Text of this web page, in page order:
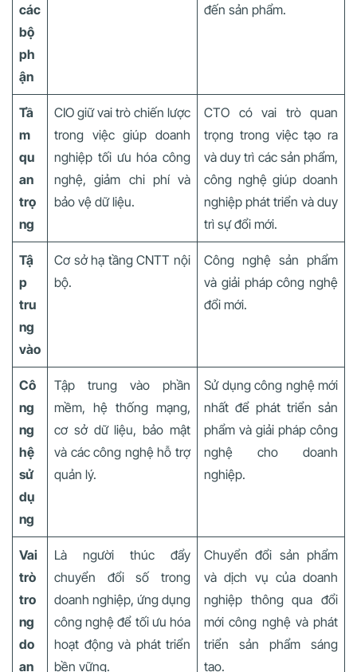
các
bộ
ph
ận
đến sản phẩm.
Tầ
m
qu
an
trọ
ng
CIO giữ vai trò chiến lược
trong việc giúp doanh
nghiệp tối ưu hóa công
nghệ, giảm chi phí và
bảo vệ dữ liệu.
CTO có vai trò quan
trọng trong việc tạo ra
và duy trì các sản phẩm,
công nghệ giúp doanh
nghiệp phát triển và duy
trì sự đổi mới.
Tậ
p
tru
ng
vào
Cơ sở hạ tầng CNTT nội
bộ.
Công nghệ sản phẩm
và giải pháp công nghệ
đổi mới.
Cô
ng
ng
hệ
sử
dụ
ng
Tập trung vào phần
mềm, hệ thống mạng,
cơ sở dữ liệu, bảo mật
và các công nghệ hỗ trợ
quản lý.
Sử dụng công nghệ mới
nhất để phát triển sản
phẩm và giải pháp công
nghệ cho doanh
nghiệp.
Vai
trò
tro
ng
do
an
Là người thúc đẩy
chuyển đổi số trong
doanh nghiệp, ứng dụng
công nghệ để tối ưu hóa
hoạt động và phát triển
bền vững.
Chuyển đổi sản phẩm
và dịch vụ của doanh
nghiệp thông qua đổi
mới công nghệ và phát
triển sản phẩm sáng
tạo.